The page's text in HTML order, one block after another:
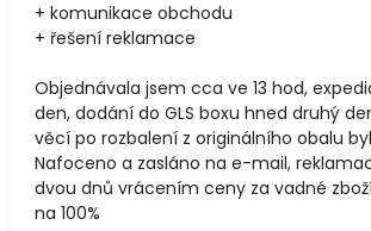
+ komunikace obchodu
+ řešení reklamace
Objednávala jsem cca ve 13 hod,
den, dodání do GLS boxu hned druhý
věcí po rozbalení z originálního obalu
Nafoceno a zasláno na e-mail,
dvou dnů vrácením ceny za vadné
na 100%